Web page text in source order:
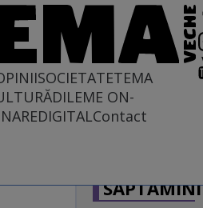
SOCIETATETEMA
DILEME ON-
DIGITALContact